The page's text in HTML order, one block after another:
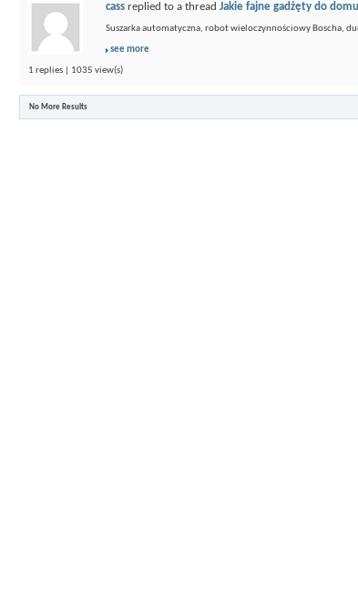
cass replied to a thread Jakie fajne gadżęty do domu
Suszarka automatyczna, robot wieloczynnościowy Boscha,
see more
1 replies | 1035 view(s)
No More Results